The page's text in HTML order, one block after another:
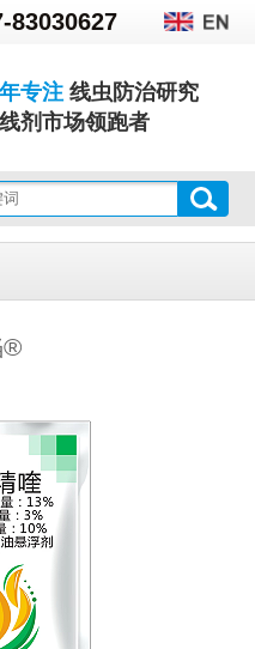
83030627
专注线虫防治研究
剂市场领跑者
®